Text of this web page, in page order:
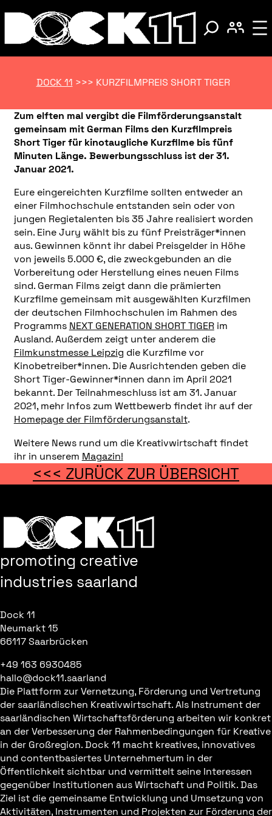
DOCK 11 >>> KURZFILMPREIS SHORT TIGER
Zum elften mal vergibt die Filmförderungsanstalt
gemeinsam mit German Films den Kurzfilmpreis
Short Tiger für kinotaugliche Kurzfilme bis fünf
Minuten Länge. Bewerbungsschluss ist der 31.
Januar 2021.
Eure eingereichten Kurzfilme sollten entweder an
einer Filmhochschule entstanden sein oder von
jungen Regietalenten bis 35 Jahre realisiert worden
sein. Eine Jury wählt bis zu fünf Preisträger*innen
aus. Gewinnen könnt ihr dabei Preisgelder in Höhe
von jeweils 5.000 €, die zweckgebunden an die
Vorbereitung oder Herstellung eines neuen Films
sind. German Films zeigt dann die prämierten
Kurzfilme gemeinsam mit ausgewählten Kurzfilmen
der deutschen Filmhochschulen im Rahmen des
Programms NEXT GENERATION SHORT TIGERim
Ausland. Außerdem zeigt unter anderem die
Filmkunstmesse Leipzig die Kurzfilme vor
Kinobetreiber*innen. Die Ausrichtenden geben die
Short Tiger-Gewinner*innen dann im April 2021
bekannt. Der Teilnahmeschluss ist am 31. Januar
2021, mehr Infos zum Wettbewerb findet ihr auf der
Homepage der Filmförderungsanstalt.
Weitere News rund um die Kreativwirtschaft findet
ihr in unserem Magazin!
<<< ZURÜCK ZUR ÜBERSICHT
promoting creative
industries saarland
Dock 11
Neumarkt 15
66117 Saarbrücken
+49 163 6930485
hallo@dock11.saarland
Die Plattform zur Vernetzung, Förderung und Vertretung
der saarländischen Kreativwirtschaft. Als Instrument der
saarländischen Wirtschaftsförderung arbeiten wir konkret
an der Verbesserung der Rahmenbedingungen für Kreative
in der Großregion. Dock 11 macht kreatives, innovatives
und contentbasiertes Unternehmertum in der
Öffentlichkeit sichtbar und vermittelt seine Interessen
gegenüber Institutionen aus Wirtschaft und Politik. Das
Ziel ist die gemeinsame Entwicklung und Umsetzung von
Aktivitäten, Instrumenten und Projekten zur Förderung der